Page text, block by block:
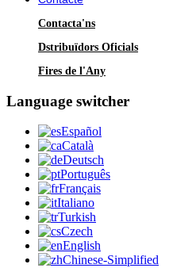
Contacta'ns
Dstribuïdors Oficials
Fires de l'Any
Language switcher
Español
Català
Deutsch
Português
Français
Italiano
Turkish
Czech
English
Chinese-Simplified